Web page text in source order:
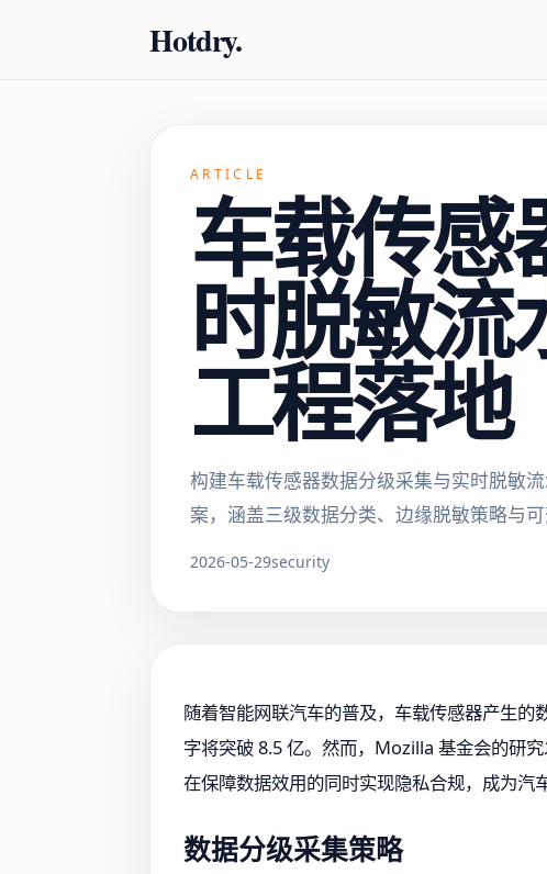
Hotdry.
ARTICLE
车载传感
时脱敏
工程落地
构建车载传感器数据分级采集与实时脱敏
案，涵盖三级数据分类、边缘脱敏策略与可
2026-05-29security
随着智能网联汽车的普及，车载传感器产生
字将突破 8.5 亿。然而，Mozilla 基金会的研
在保障数据效用的同时实现隐私合规，成为汽
数据分级采集策略